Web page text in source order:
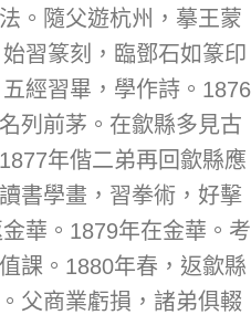
。隨父遊杭州，摹王蒙
習篆刻，臨鄧石如篆印
經習畢，學作詩。1876
列前茅。在歙縣多見古
年偕二弟再回歙縣應
書學畫，習拳術，好擊
華。1879年在金華。考
課。1880年春，返歙縣
父商業虧損，諸弟俱輟